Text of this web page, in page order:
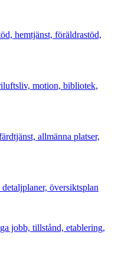
hemtjänst, föräldrastöd,
motion, bibliotek,
allmänna platser,
översiktsplan
jobb, tillstånd, etablering,